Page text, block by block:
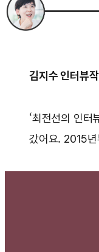
김지수 인터뷰
‘최전선의 인터
갔어요. 2015